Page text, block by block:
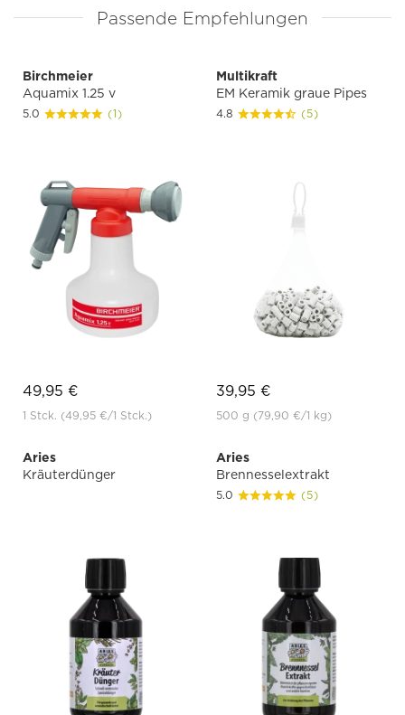
Passende Empfehlungen
Birchmeier
Aquamix 1.25 v
5.0 (1)
49,95 €
1 Stck. (49,95 €/1 Stck.)
Multikraft
EM Keramik graue Pipes
4.8 (5)
39,95 €
500 g (79,90 €/1 kg)
Aries
Kräuterdünger
Aries
Brennesselextrakt
5.0 (5)